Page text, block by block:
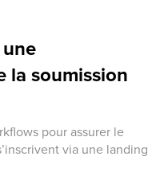
la soumission
pour assurer le
via une landing